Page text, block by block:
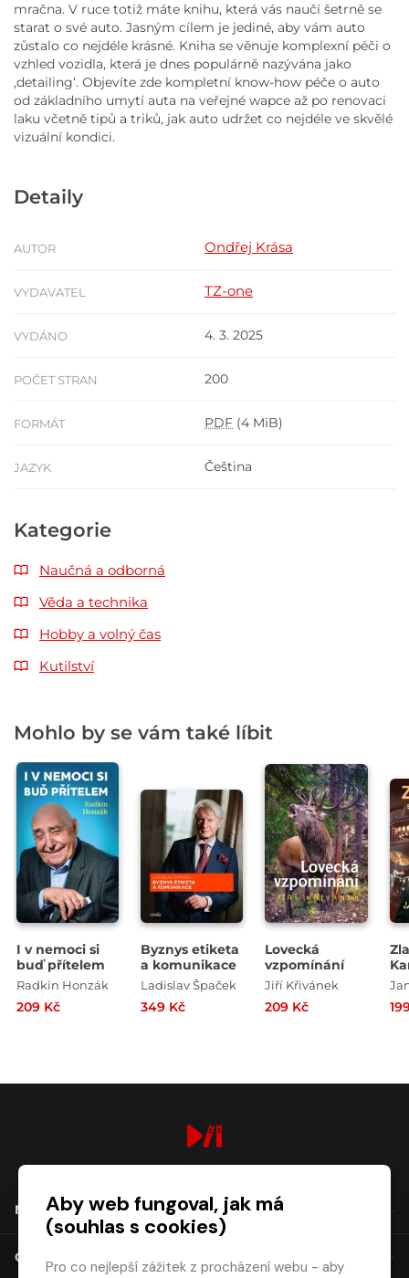
mračna. V ruce totiž máte knihu, která vás naučí šetrně se
starat o své auto. Jasným cílem je jediné, aby vám auto
zůstalo co nejdéle krásné. Kniha se věnuje komplexní péči o
vzhled vozidla, která je dnes populárně nazývána jako
,detailing‘. Objevíte zde kompletní know-how péče o auto
od základního umytí auta na veřejné wapce až po renovaci
laku včetně tipů a triků, jak auto udržet co nejdéle ve skvělé
vizuální kondici.
Detaily
AUTOR Ondřej Krása
VYDAVATEL TZ-one
VYDÁNO 4. 3. 2025
POČET STRAN 200
FORMÁT PDF (4 MiB)
JAZYK Čeština
Kategorie
Naučná a odborná
Věda a technika
Hobby a volný čas
Kutilství
Mohlo by se vám také líbit
I v nemoci si
buď přítelem
Radkin Honzák
209 Kč
Byznys etiketa
a komunikace
Ladislav Špaček
349 Kč
Lovecká
vzpomínání
Jiří Křivánek
209 Kč
NÁKUP
O SPOLEČNOSTI
Aby web fungoval, jak má
(souhlas s cookies)
Pro co nejlepší zážitek z procházení webu - aby